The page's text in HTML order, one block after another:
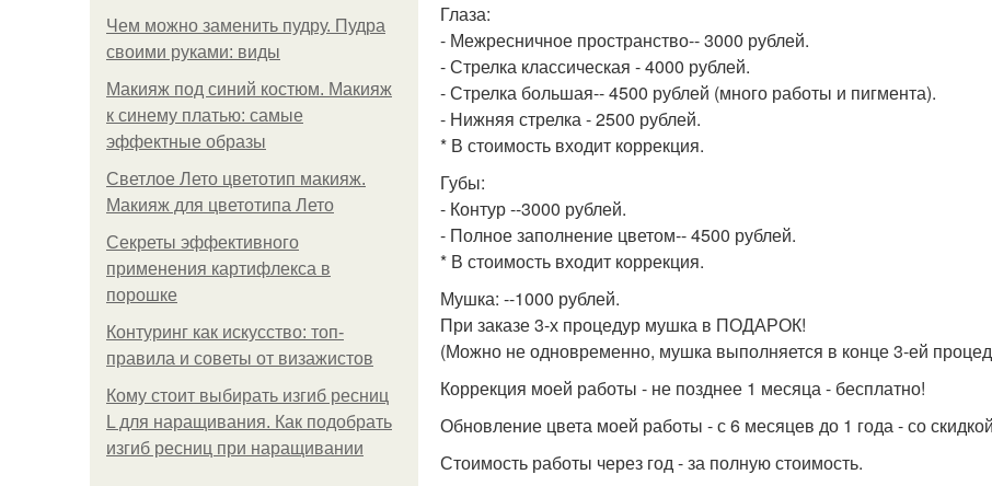
Чем можно заменить пудру. Пудра
своими руками: виды
Макияж под синий костюм. Макияж
к синему платью: самые
эффектные образы
Светлое Лето цветотип макияж.
Макияж для цветотипа Лето
Секреты эффективного
применения картифлекса в
порошке
Контуринг как искусство: топ-
правила и советы от визажистов
Кому стоит выбирать изгиб ресниц
L для наращивания. Как подобрать
изгиб ресниц при наращивании
Глаза:
- Межресничное пространство-- 3000 рублей.
- Стрелка классическая - 4000 рублей.
- Стрелка большая-- 4500 рублей (много работы и пигмента).
- Нижняя стрелка - 2500 рублей.
* В стоимость входит коррекция.
Губы:
- Контур --3000 рублей.
- Полное заполнение цветом-- 4500 рублей.
* В стоимость входит коррекция.
Мушка: --1000 рублей.
При заказе 3-х процедур мушка в ПОДАРОК!
(Можно не одновременно, мушка выполняется в конце 3-ей
Коррекция моей работы - не позднее 1 месяца - бесплатно!
Обновление цвета моей работы - с 6 месяцев до 1 года - со
Стоимость работы через год - за полную стоимость.